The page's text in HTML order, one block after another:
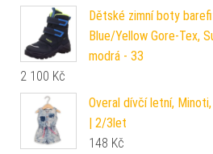
Dětské zimní boty
Blue/Yellow Gore-Tex,
modrá - 33
2 100 Kč
Overal dívčí letní,
| 2/3let
148 Kč